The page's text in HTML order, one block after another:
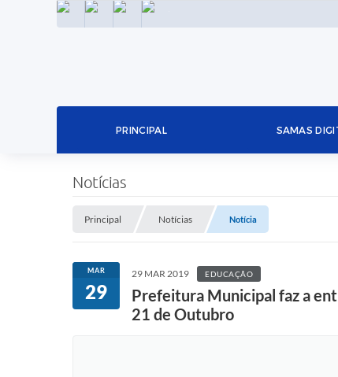
INSTAGRAMFACEBOOKLINKEDIN
PRINCIPAL SAMAS
Notícias
Principal Notícias Notícia
MAR
29
29 MAR 2019 EDUCAÇÃO
Prefeitura Municipal faz a
21 de Outubro